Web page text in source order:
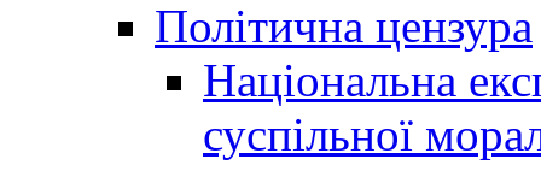
Політична цензура
Національна
суспільної